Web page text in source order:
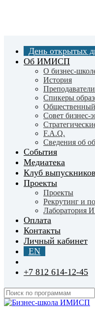
День открытых
Об ИМИСП
О бизнес-
История
Спикеры
Общественный
Совет бизнес-
F.A.Q.
Сведения об
События
Медиатека
Клуб выпускников
Проекты
Проекты
Рекрутинг и
Лаборатория
Оплата
Контакты
Личный кабинет
EN
+7 812 614-12-45
Close